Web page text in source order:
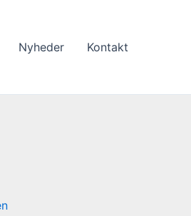
Nyheder Kontakt